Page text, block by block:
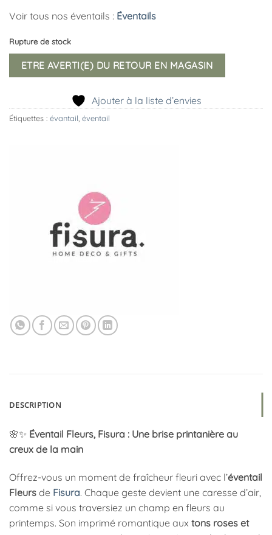
Voir tous nos éventails : Éventails
Rupture de stock
ETRE AVERTI(E) DU RETOUR EN MAGASIN
Ajouter à la liste d’envies
Étiquettes : évantail éventail
DESCRIPTION
🌸✨ Éventail Fleurs, Fisura : Une brise printanière au
creux de la main
Offrez-vous un moment de fraîcheur fleuri avec l’éventail
Fleurs de Fisura. Chaque geste devient une caresse d’air,
comme si vous traversiez un champ en fleurs au
printemps. Son imprimé romantique aux tons roses et